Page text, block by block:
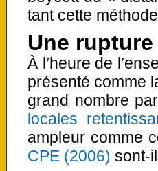
tant cette
Une
À l’heure de
présenté comme
grand nombre
locales
ampleur comme
CPE (2006) sont-